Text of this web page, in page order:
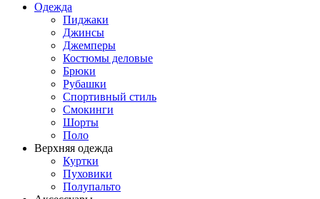
Одежда
Пиджаки
Джинсы
Джемперы
Костюмы деловые
Брюки
Рубашки
Спортивный стиль
Смокинги
Шорты
Поло
Верхняя одежда
Куртки
Пуховики
Полупальто